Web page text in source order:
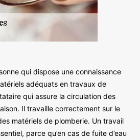
qui dispose une connaissance
adéquats en travaux de
qui assure la circulation des
Il travaille correctement sur le
matériels de plomberie. Un travail
parce qu’en cas de fuite d’eau